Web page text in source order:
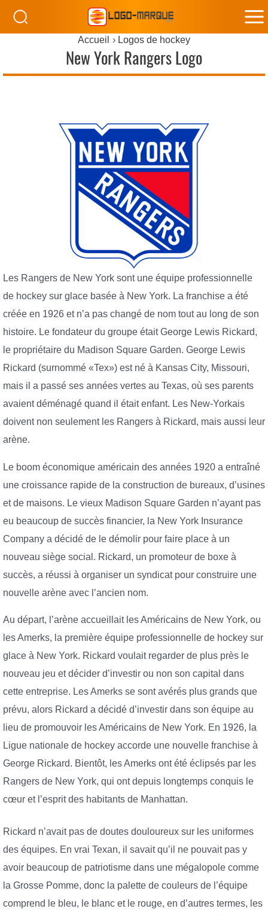
Accueil Logos de hockey
New York Rangers Logo
Les Rangers de New York sont une équipe professionnelle
de hockey sur glace basée à New York. La franchise a été
créée en 1926 et n’a pas changé de nom tout au long de son
histoire. Le fondateur du groupe était George Lewis Rickard,
le propriétaire du Madison Square Garden. George Lewis
Rickard (surnommé «Tex») est né à Kansas City, Missouri,
mais il a passé ses années vertes au Texas, où ses parents
avaient déménagé quand il était enfant. Les New-Yorkais
doivent non seulement les Rangers à Rickard, mais aussi leur
arène.
Le boom économique américain des années 1920 a entraîné
une croissance rapide de la construction de bureaux, d’usines
et de maisons. Le vieux Madison Square Garden n’ayant pas
eu beaucoup de succès financier, la New York Insurance
Company a décidé de le démolir pour faire place à un
nouveau siège social. Rickard, un promoteur de boxe à
succès, a réussi à organiser un syndicat pour construire une
nouvelle arène avec l’ancien nom.
Au départ, l’arène accueillait les Américains de New York, ou
les Amerks, la première équipe professionnelle de hockey sur
glace à New York. Rickard voulait regarder de plus près le
nouveau jeu et décider d’investir ou non son capital dans
cette entreprise. Les Amerks se sont avérés plus grands que
prévu, alors Rickard a décidé d’investir dans son équipe au
lieu de promouvoir les Américains de New York. En 1926, la
Ligue nationale de hockey accorde une nouvelle franchise à
George Rickard. Bientôt, les Amerks ont été éclipsés par les
Rangers de New York, qui ont depuis longtemps conquis le
cœur et l’esprit des habitants de Manhattan.
Rickard n’avait pas de doutes douloureux sur les uniformes
des équipes. En vrai Texan, il savait qu’il ne pouvait pas y
avoir beaucoup de patriotisme dans une mégalopole comme
la Grosse Pomme, donc la palette de couleurs de l’équipe
comprend le bleu, le blanc et le rouge, en d’autres termes, les